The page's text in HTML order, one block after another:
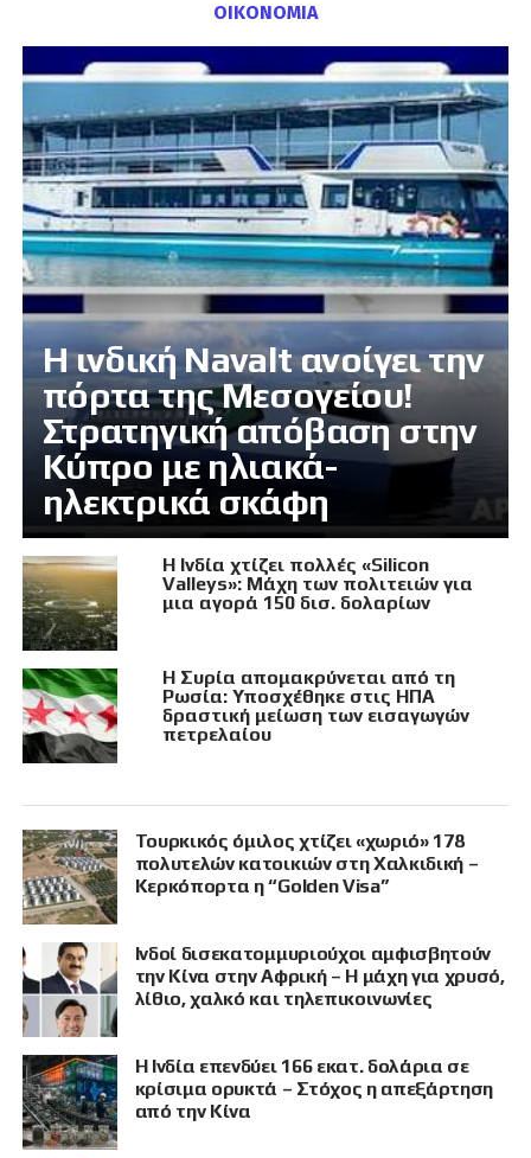
ΟΙΚΟΝΟΜΙΑ
Η ινδική Navalt ανοίγει την
πόρτα της Μεσογείου!
Στρατηγική απόβαση στην
Κύπρο με ηλιακά-
ηλεκτρικά σκάφη
Η Ινδία χτίζει πολλές «Silicon
Valleys»: Μάχη των πολιτειών για
μια αγορά 150 δισ. δολαρίων
Η Συρία απομακρύνεται από τη
Ρωσία: Υποσχέθηκε στις ΗΠΑ
δραστική μείωση των εισαγωγών
πετρελαίου
Τουρκικός όμιλος χτίζει «χωριό» 178
πολυτελών κατοικιών στη Χαλκιδική –
Κερκόπορτα η “Golden Visa”
Ινδοί δισεκατομμυριούχοι αμφισβητούν
την Κίνα στην Αφρική – Η μάχη για χρυσό,
λίθιο, χαλκό και τηλεπικοινωνίες
Η Ινδία επενδύει 166 εκατ. δολάρια σε
κρίσιμα ορυκτά – Στόχος η απεξάρτηση
από την Κίνα